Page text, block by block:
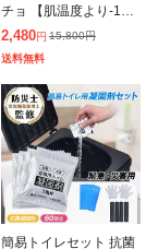
チョ 【肌温度より-15°
C 冷却】クールパーカ
ー 冷感タオル 冷感スト
ール 冷却100% 冷感繊
維使用
2,480円 15,800円
送料無料
簡易トイレセット 抗菌